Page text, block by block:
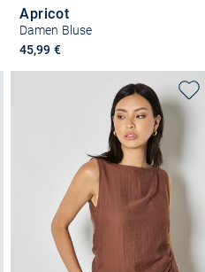
Apricot
Damen Bluse
45,99 €